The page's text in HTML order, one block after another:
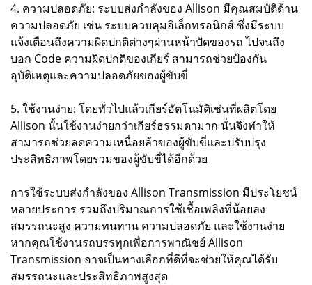
4. ความปลอดภัย: ระบบส่งกำลังของ Allison มีคุณสมบัติด้าน
ความปลอดภัย เช่น ระบบควบคุมอิเล็กทรอนิกส์ ซึ่งมีระบบ
แจ้งเตือนถึงความผิดปกติต่างๆผ่านหน้าปัดของรถ ไปจนถึง
บอก Code ความผิดปกติของเกียร์ สามารถช่วยป้องกัน
อุบัติเหตุและความปลอดภัยของผู้ขับขี่
5. ใช้งานง่าย: โดยทั่วไปแล้วเกียร์อัตโนมัติเช่นที่ผลิตโดย
Allison นั้นใช้งานง่ายกว่าเกียร์ธรรมดามาก นั่นจึงทำให้
สามารถช่วยลดความเหนื่อยล้าของผู้ขับขี่และปรับปรุง
ประสิทธิภาพโดยรวมของผู้ขับขี่ได้อีกด้วย
การใช้ระบบส่งกำลังของ Allison Transmission มีประโยชน์
หลายประการ รวมถึงปริมาณการใช้เชื้อเพลิงที่น้อยลง
สมรรถนะสูง ความทนทาน ความปลอดภัย และใช้งานง่าย
หากคุณใช้งานรถบรรทุกเพื่อการพาณิชย์ Allison
Transmission อาจเป็นทางเลือกที่ดีที่จะช่วยให้คุณได้รับ
สมรรถนะและประสิทธิภาพสูงสุด